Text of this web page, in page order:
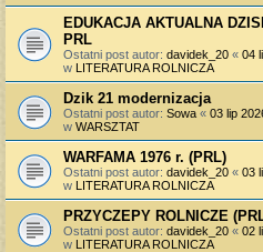
EDUKACJA AKTUALNA
PRL
Ostatni post autor: davidek_20 « 04
w LITERATURA ROLNICZA
Dzik 21 modernizacja
Ostatni post autor: Sowa « 03 lip
w WARSZTAT
WARFAMA 1976 r. (PRL)
Ostatni post autor: davidek_20 « 03
w LITERATURA ROLNICZA
PRZYCZEPY ROLNICZE
Ostatni post autor: davidek_20 « 02
w LITERATURA ROLNICZA